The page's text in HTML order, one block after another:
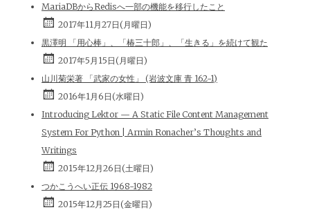
MariaDBからRedisへ一部の機能を移行したこと
2017年11月27日(月曜日)
黒澤明 「用心棒」、「椿三十郎」、「生きる」を続けて観た
2017年5月15日(月曜日)
山川菊栄著 「武家の女性」 (岩波文庫 青 162-1)
2016年1月6日(水曜日)
Introducing Lektor — A Static File Content Management
System For Python | Armin Ronacher’s Thoughts and
Writings
2015年12月26日(土曜日)
つかこうへい正伝 1968-1982
2015年12月25日(金曜日)